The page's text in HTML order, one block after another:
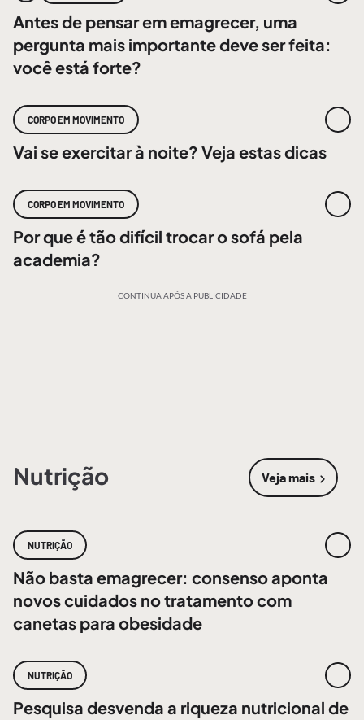
Antes de pensar em emagrecer, uma
pergunta mais importante deve ser feita:
você está forte?
CORPO EM MOVIMENTO
Vai se exercitar à noite? Veja estas dicas
CORPO EM MOVIMENTO
Por que é tão difícil trocar o sofá pela
academia?
CONTINUA APÓS A PUBLICIDADE
Nutrição Veja mais
sobre
NUTRIÇÃO
Não basta emagrecer: consenso aponta
novos cuidados no tratamento com
canetas para obesidade
NUTRIÇÃO
Pesquisa desvenda a riqueza nutricional de